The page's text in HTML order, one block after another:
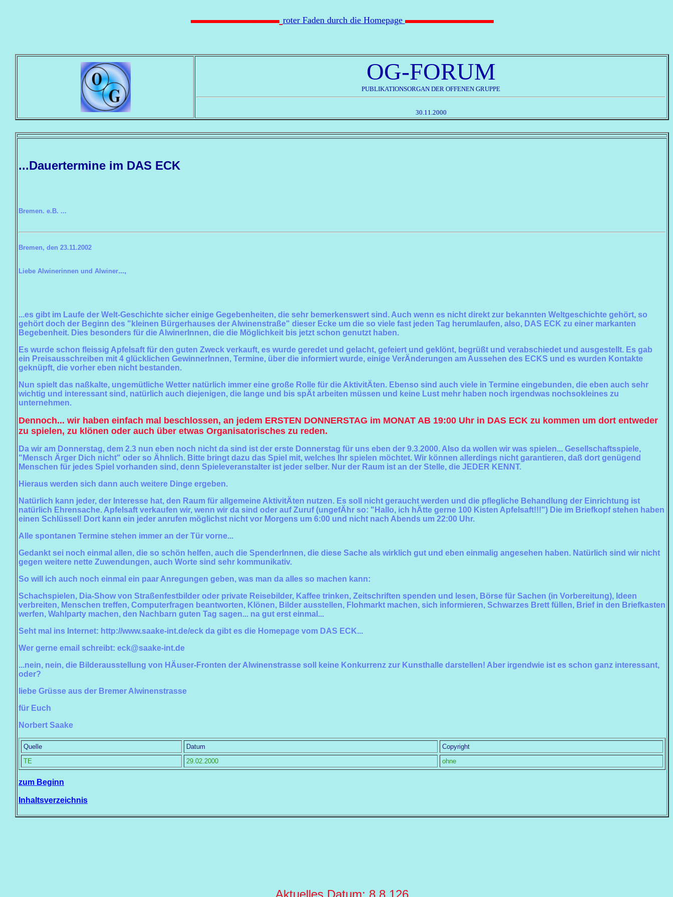
roter Faden durch die Homepage
OG-FORUM
PUBLIKATIONSORGAN DER OFFENEN GRUPPE
30.11.2000
...Dauertermine im DAS ECK
Bremen. e.B. ...
Bremen, den 23.11.2002
Liebe Alwinerinnen und Alwiner...,
...es gibt im Laufe der Welt-Geschichte sicher einige Gegebenheiten, die sehr bemerkenswert sind. Auch wenn es nicht direkt zur bekannten Weltgeschichte gehört, so
gehört doch der Beginn des "kleinen Bürgerhauses der Alwinenstraße" dieser Ecke um die so viele fast jeden Tag herumlaufen, also, DAS ECK zu einer markanten
Begebenheit. Dies besonders für die AlwinerInnen, die die Möglichkeit bis jetzt schon genutzt haben.
Es wurde schon fleissig Apfelsaft für den guten Zweck verkauft, es wurde geredet und gelacht, gefeiert und geklönt, begrüßt und verabschiedet und ausgestellt. Es gab
ein Preisausschreiben mit 4 glücklichen GewinnerInnen, Termine, über die informiert wurde, einige VerÄnderungen am Aussehen des ECKS und es wurden Kontakte
geknüpft, die vorher eben nicht bestanden.
Nun spielt das naßkalte, ungemütliche Wetter natürlich immer eine große Rolle für die AktivitÄten. Ebenso sind auch viele in Termine eingebunden, die eben auch sehr
wichtig und interessant sind, natürlich auch diejenigen, die lange und bis spÄt arbeiten müssen und keine Lust mehr haben noch irgendwas nochsokleines zu
unternehmen.
Dennoch... wir haben einfach mal beschlossen, an jedem ERSTEN DONNERSTAG im MONAT AB 19:00 Uhr in DAS ECK zu kommen um dort entweder
zu spielen, zu klönen oder auch über etwas Organisatorisches zu reden.
Da wir am Donnerstag, dem 2.3 nun eben noch nicht da sind ist der erste Donnerstag für uns eben der 9.3.2000. Also da wollen wir was spielen... Gesellschaftsspiele,
"Mensch Ärger Dich nicht" oder so Ähnlich. Bitte bringt dazu das Spiel mit, welches Ihr spielen möchtet. Wir können allerdings nicht garantieren, daß dort genügend
Menschen für jedes Spiel vorhanden sind, denn Spieleveranstalter ist jeder selber. Nur der Raum ist an der Stelle, die JEDER KENNT.
Hieraus werden sich dann auch weitere Dinge ergeben.
Natürlich kann jeder, der Interesse hat, den Raum für allgemeine AktivitÄten nutzen. Es soll nicht geraucht werden und die pflegliche Behandlung der Einrichtung ist
natürlich Ehrensache. Apfelsaft verkaufen wir, wenn wir da sind oder auf Zuruf (ungefÄhr so: "Hallo, ich hÄtte gerne 100 Kisten Apfelsaft!!!") Die im Briefkopf stehen haben
einen Schlüssel! Dort kann ein jeder anrufen möglichst nicht vor Morgens um 6:00 und nicht nach Abends um 22:00 Uhr.
Alle spontanen Termine stehen immer an der Tür vorne...
Gedankt sei noch einmal allen, die so schön helfen, auch die SpenderInnen, die diese Sache als wirklich gut und eben einmalig angesehen haben. Natürlich sind wir nicht
gegen weitere nette Zuwendungen, auch Worte sind sehr kommunikativ.
So will ich auch noch einmal ein paar Anregungen geben, was man da alles so machen kann:
Schachspielen, Dia-Show von Straßenfestbilder oder private Reisebilder, Kaffee trinken, Zeitschriften spenden und lesen, Börse für Sachen (in Vorbereitung), Ideen
verbreiten, Menschen treffen, Computerfragen beantworten, Klönen, Bilder ausstellen, Flohmarkt machen, sich informieren, Schwarzes Brett füllen, Brief in den Briefkasten
werfen, Wahlparty machen, den Nachbarn guten Tag sagen... na gut erst einmal...
Seht mal ins Internet: http://www.saake-int.de/eck da gibt es die Homepage vom DAS ECK...
Wer gerne email schreibt: eck@saake-int.de
...nein, nein, die Bilderausstellung von HÄuser-Fronten der Alwinenstrasse soll keine Konkurrenz zur Kunsthalle darstellen! Aber irgendwie ist es schon ganz interessant,
oder?
liebe Grüsse aus der Bremer Alwinenstrasse
für Euch
Norbert Saake
Quelle Datum
Copyright
TE
29.02.2000 ohne
zum Beginn
Inhaltsverzeichnis
Aktuelles Datum: 8.8.126